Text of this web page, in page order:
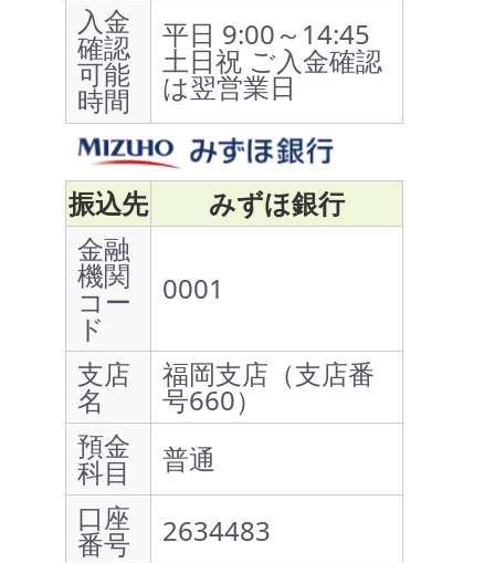
入金
確認
可能
時間
平日 9:00～14:45
土日祝 ご入金確認
は翌営業日
振込先
みずほ銀行
金融
機関
コー
ド
0001
支店
名
福岡支店（支店番
号660）
預金
科目
普通
口座
番号
2634483